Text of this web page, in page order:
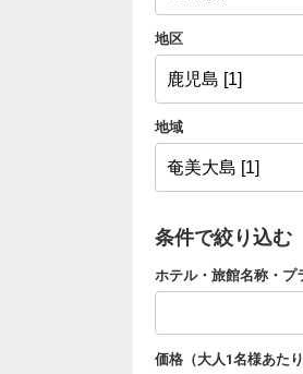
地区
地域
条件で絞り込む
ホテル・旅館名称・プ
価格（大人1名様あたり